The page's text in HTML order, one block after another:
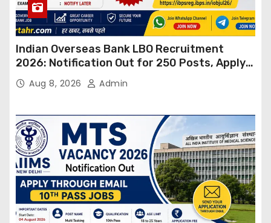
Indian Overseas Bank LBO Recruitment
2026: Notification Out for 250 Posts, Apply
OnlineAug 8, 2026 Admin